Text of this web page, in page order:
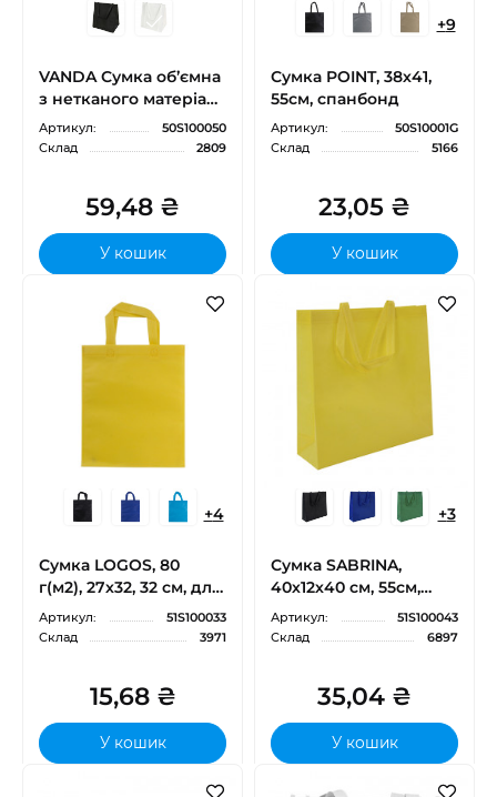
VANDA Сумка об’ємна
з нетканого матеріалу
80 г/м2 з посиленням
дна, 36х38х25 см
Артикул:
50S100050
Склад
2809
59,48 ₴
У кошик
+9
Сумка POINT, 38х41,
55см, спанбонд
Артикул:
50S10001G
Склад
5166
23,05 ₴
У кошик
+4
Сумка LOGOS, 80
г(м2), 27х32, 32 см, для
конференцій
Артикул:
51S100033
Склад
3971
15,68 ₴
У кошик
+3
Сумка SABRINA,
40х12х40 см, 55см,
спанбонд
Артикул:
51S100043
Склад
6897
35,04 ₴
У кошик